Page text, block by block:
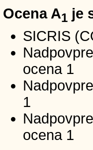
Ocena A1 je
SICRIS
ocena 1
1
ocena 1